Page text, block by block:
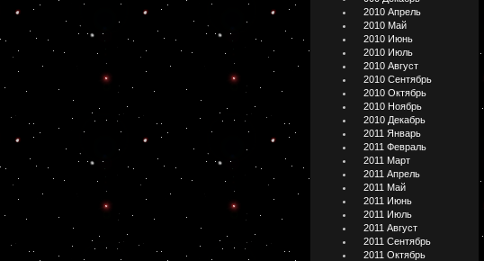
2010 Апрель
2010 Май
2010 Июнь
2010 Июль
2010 Август
2010 Сентябрь
2010 Октябрь
2010 Ноябрь
2010 Декабрь
2011 Январь
2011 Февраль
2011 Март
2011 Апрель
2011 Май
2011 Июнь
2011 Июль
2011 Август
2011 Сентябрь
2011 Октябрь